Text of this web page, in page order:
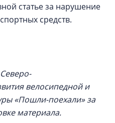
статье за нарушение
средств.
велосипедной и
«Пошли-поехали» за
материала.